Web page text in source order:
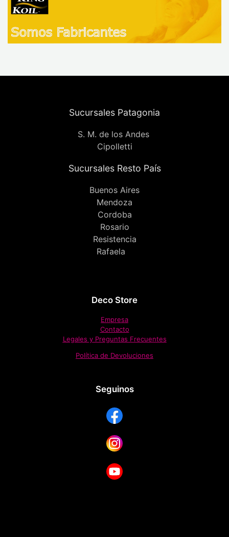
Sucursales Patagonia
S. M. de los Andes
Cipolletti
Sucursales Resto País
Buenos Aires
Mendoza
Cordoba
Rosario
Resistencia
Rafaela
Deco Store
Empresa
Contacto
Legales y Preguntas Frecuentes
Política de Devoluciones
Seguinos